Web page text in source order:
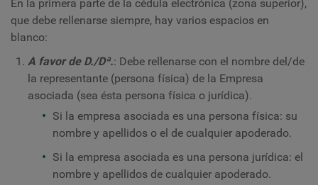
En la primera parte de la cédula electrónica (zona superior),
que debe rellenarse siempre, hay varios espacios en
blanco:
A favor de D./Dª.: Debe rellenarse con el nombre del/de
la representante (persona física) de la Empresa
asociada (sea ésta persona física o jurídica).
Si la empresa asociada es una persona física: su
nombre y apellidos o el de cualquier apoderado.
Si la empresa asociada es una persona jurídica: el
nombre y apellidos de cualquier apoderado.